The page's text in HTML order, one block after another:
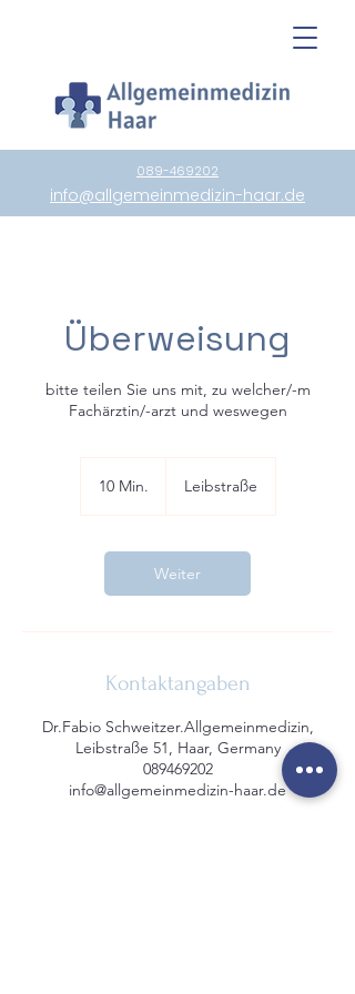
089-469202
info@allgemeinmedizin-haar.de
Überweisung
bitte teilen Sie uns mit, zu welcher/-m
Fachärztin/-arzt und weswegen
10 Min.
i
n
.
Leibstraße
Weiter
Kontaktangaben
Dr.Fabio Schweitzer.Allgemeinmedizin,
Leibstraße 51, Haar, Germany
089469202
info@allgemeinmedizin-haar.de